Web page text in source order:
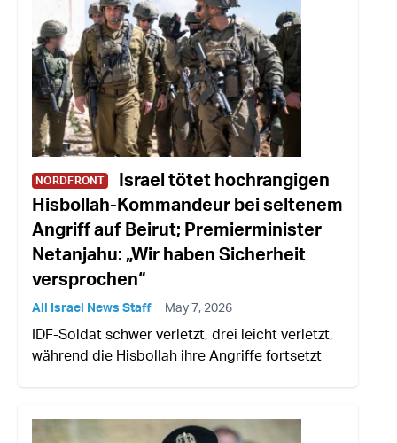
NORDFRONT
Israel tötet hochrangigen
Hisbollah-Kommandeur bei seltenem
Angriff auf Beirut; Premierminister
Netanjahu: „Wir haben Sicherheit
versprochen“
All Israel News Staff May 7, 2026
IDF-Soldat schwer verletzt, drei leicht verletzt,
während die Hisbollah ihre Angriffe fortsetzt